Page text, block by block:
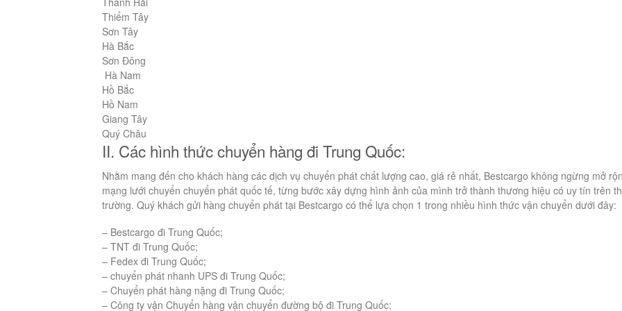
Thiểm Tây
Sơn Tây
Hà Bắc
Sơn Đông
Hà Nam
Hồ Bắc
Hồ Nam
Giang Tây
Quý Châu
II. Các hình thức chuyển hàng đi Trung Quốc:
Nhằm mang đến cho khách hàng các dịch vụ chuyển phát chất lượng cao, giá rẻ nhất, Bestcargo không ngừng mở
mạng lưới chuyển chuyển phát quốc tế, từng bước xây dựng hình ảnh của mình trở thành thương hiệu có uy tín trên
trường. Quý khách gửi hàng chuyển phát tại Bestcargo có thể lựa chọn 1 trong nhiều hình thức vận chuyển dưới đây:
– Bestcargo đi Trung Quốc;
– TNT đi Trung Quốc;
– Fedex đi Trung Quốc;
– chuyển phát nhanh UPS đi Trung Quốc;
– Chuyển phát hàng nặng đi Trung Quốc;
– Công ty vận Chuyển hàng vận chuyển đường bộ đi Trung Quốc;